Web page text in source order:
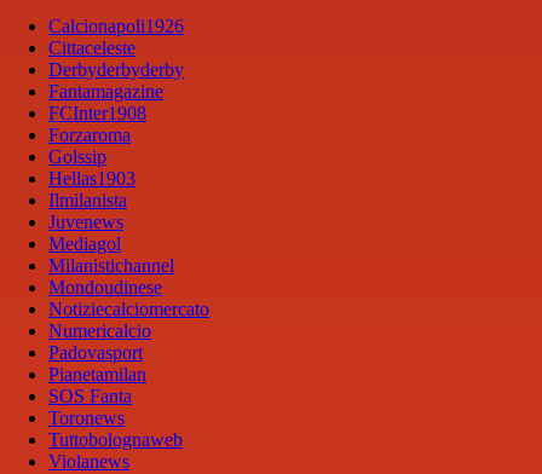
Calcionapoli1926
Cittaceleste
Derbyderbyderby
Fantamagazine
FCInter1908
Forzaroma
Golssip
Hellas1903
Ilmilanista
Juvenews
Mediagol
Milanistichannel
Mondoudinese
Notiziecalciomercato
Numericalcio
Padovasport
Pianetamilan
SOS Fanta
Toronews
Tuttobolognaweb
Violanews